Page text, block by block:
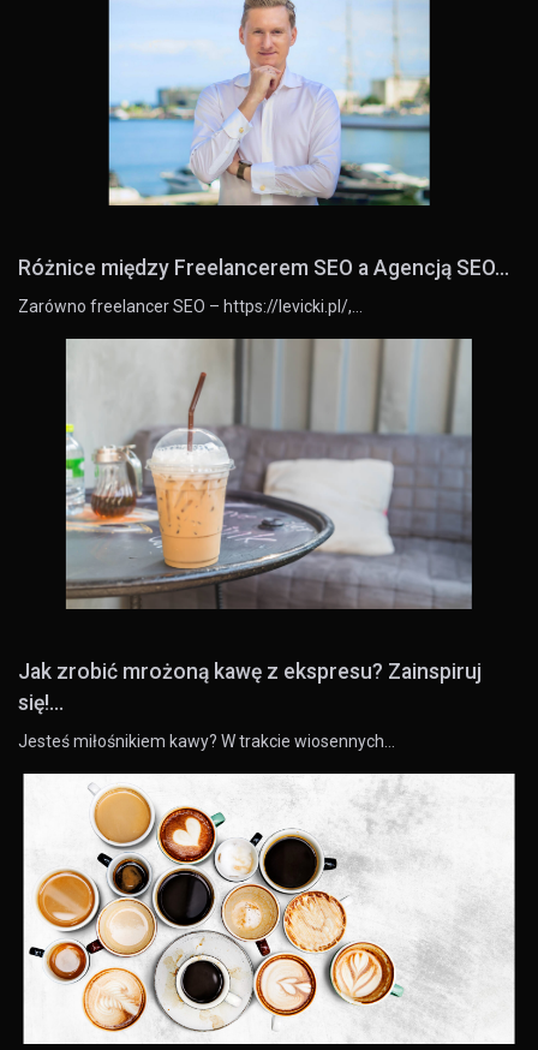
Różnice między Freelancerem SEO a Agencją SEO...
Zarówno freelancer SEO – https://levicki.pl/,…
Jak zrobić mrożoną kawę z ekspresu? Zainspiruj
się!...
Jesteś miłośnikiem kawy? W trakcie wiosennych…